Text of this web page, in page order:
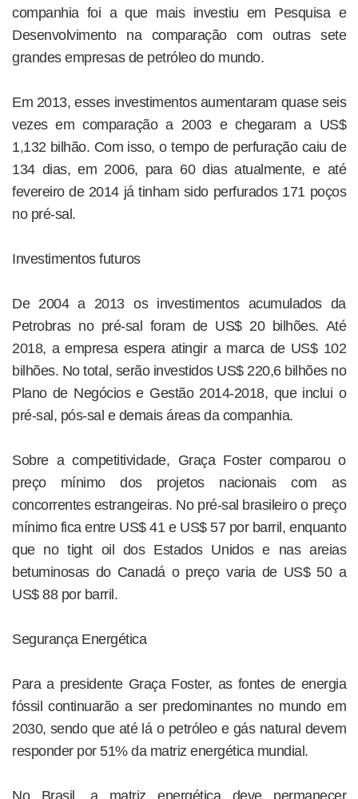
companhia foi a que mais investiu em Pesquisa e
Desenvolvimento na comparação com outras sete
grandes empresas de petróleo do mundo.
Em 2013, esses investimentos aumentaram quase seis
vezes em comparação a 2003 e chegaram a US$
1,132 bilhão. Com isso, o tempo de perfuração caiu de
134 dias, em 2006, para 60 dias atualmente, e até
fevereiro de 2014 já tinham sido perfurados 171 poços
no pré-sal.
Investimentos futuros
De 2004 a 2013 os investimentos acumulados da
Petrobras no pré-sal foram de US$ 20 bilhões. Até
2018, a empresa espera atingir a marca de US$ 102
bilhões. No total, serão investidos US$ 220,6 bilhões no
Plano de Negócios e Gestão 2014-2018, que inclui o
pré-sal, pós-sal e demais áreas da companhia.
Sobre a competitividade, Graça Foster comparou o
preço mínimo dos projetos nacionais com as
concorrentes estrangeiras. No pré-sal brasileiro o preço
mínimo fica entre US$ 41 e US$ 57 por barril, enquanto
que no tight oil dos Estados Unidos e nas areias
betuminosas do Canadá o preço varia de US$ 50 a
US$ 88 por barril.
Segurança Energética
Para a presidente Graça Foster, as fontes de energia
fóssil continuarão a ser predominantes no mundo em
2030, sendo que até lá o petróleo e gás natural devem
responder por 51% da matriz energética mundial.
No Brasil, a matriz energética deve permanecer